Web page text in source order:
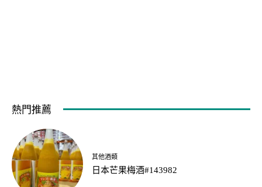
熱門推薦
其他酒類
日本芒果梅酒#143982